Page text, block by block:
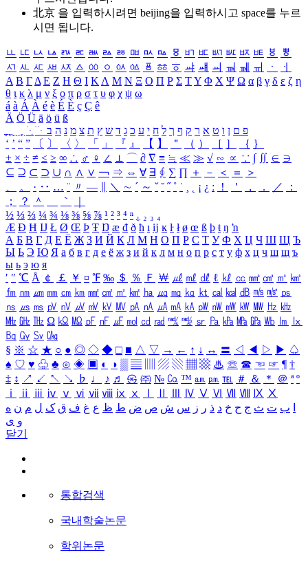
北京 을 입력하시려면 beijing을 입력하시고 space를 누르
시면 됩니다.
ㅥ ㅦ ㅧ ㅨ ㅩ ㅪ ㅫ ㅬ ㅭ ㅮ ㅯ ㅰ ㅱ ㅲ ㅳ ㅴ ㅵ ㅶ ㅷ ㅸ
ㅹ
ㅺ ㅻ ㅼ ㅽ ㅾ ㅿ ㆀ ㆁ ㆂ ㆃ ㆄ ㆅ ㆆ ㆇ ㆈ ㆉ ㆊ ㆋ ㆌ ㆍ
ㆎ
Α Β ΓΔ Ε Ζ Η Θ Ι ΚΛ Μ Ν Ξ Ο Π Ρ Σ ΤΥ Φ Χ Ψ Ω α β γ δ ε ζ η
θ ι κ λ μ ν ξ ο π ρ σ τ υ φ χ ψ ω
á à Á À é è É È ç Ç ê
Ä Ö Ü ä ö ü ß
ִֶֹ ֻּ ׁׂ פ ם ן ו ט א ר ק ף ך ל ח י ע כ ג ד ש ץ ת צ מ נ ה ב
‘ ’ “ ” 〔 〕 〈 〉 「 」 『 』 【 】 ＂ （ ） ［ ］ ｛ ｝
± × ÷ ≠ ≤ ≥ ∞ ∴ ♂ ♀ ∠ ⊥ ⌒ ∂ ∇ ≡ ≒ ≪ ≫ √ ∽ ∝ ∵ ∫ ∬ ∈ ∋
⊆ ⊇ ⊂ ⊃ ∪ ∩ ∧ ∨ ￢ ⇒ ⇔ ∀ ∃ ∮ ∑ ∏ ＋ － ＜ ＝
＞
、
。 · ‥ … ¨ 〃 ― ＼ ∼ ´ ～ ˇ ˘ ˝ ˚ ˙ ¸ ¡ ¿ ː ！ ＇ ， ． ／
：
；
？ ＾ ｀
½ ⅓ ⅔ ¼ ¾ ⅛ ⅜ ⅝ ⅞ ¹ ² ³ ⁴ ⁿ ₁ ₂ ₃ ₄
Æ Ð Ħ Ĳ Ł Ø Œ Þ Ŧ Ŋ æ đ ð ħ ı ĳ ĸ ŀ ł ø œ ß þ ŧ ŋ ŉ
А Б В Г Д Е Ё Ж З И Й К Л М Н О П Р С Т У Ф Х Ц Ч Ш Щ Ъ
Ы Ь Э Ю Я а б в г д е ё ж з и й к л м н о п р с т у ф х ц ч ш щ ъ
ы ь э ю я
′ ″ ℃ Å ￠ ￡ ￥ ¤ ℉ ‰ ＄ ％ Ｆ ￦ ㎕ ㎖ ㎗ ℓ ㎘ ㏄ ㎣ ㎤ ㎥ ㎦
㎙ ㎚ ㎛ ㎜ ㎝ ㎞ ㎟ ㎠ ㎡ ㎢ ㏊ ㎍ ㎎ ㎏ ㏏ ㎈ ㎉ ㏈ ㎧ ㎨ ㎰
㎱ ㎲ ㎳ ㎴ ㎵ ㎶ ㎷ ㎸ ㎹ ㎀ ㎁ ㎂ ㎃ ㎄ ㎺ ㎻ ㎽ ㎾ ㎿ ㎐ ㎑
㎒ ㎓ ㎔ Ω ㏀ ㏁ ㎊ ㎋ ㎌ ㏖ ㏅ ㎭ ㎮ ㎯ ㏛ ㎩ ㎪ ㎫ ㎬ ㏝ ㏐
㏓
㏃ ㏉ ㏜ ㏆
§ ※ ☆ ★ ○ ● ◎ ◇ ◆ □ ■ △ ▽ → ← ↑ ↓ ↔ 〓 ◁ ◀ ▷ ▶ ♤
♠ ♡ ♥ ♧ ♣ ⊙ ◈ ▣ ◐ ◑ ▒ ▤ ▨ ▧ ▦ ▩ ♨ ☏ ☎ ☜ ☞ ¶ †
‡ ↕ ↗ ↙ ↖ ↘ ♭ ♩ ♪ ♬ ㉿ ㈜ № ㏇ ™ ㏂ ㏘ ℡ ＃ ＆ ＊ ＠ ª º
ⅰ
ⅱ ⅲ ⅳ ⅴ ⅵ ⅶ ⅷ ⅸ ⅹ Ⅳ Ⅴ Ⅵ Ⅶ Ⅷ Ⅸ Ⅹ
ب ت ث ج ح خ د ذ ر ز س ش ص ض ط ظ ع غ ف ق ک ل م ن ه
و ی
닫기
통합검색
국내학술논문
학위논문